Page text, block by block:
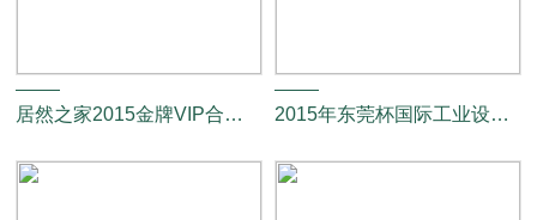
居然之家2015金牌VIP合作伙伴 2015年东莞杯国际工业设计大赛入围奖